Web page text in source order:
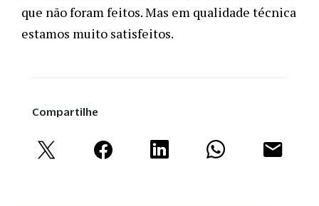
que não foram feitos. Mas em qualidade técnica
estamos muito satisfeitos.
Compartilhe